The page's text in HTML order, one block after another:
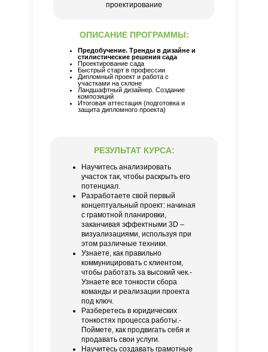
Предобучение. Тренды в дизайне и
стилистические решения сада
Проектирование сада
Быстрый старт в профессии
Дипломный проект и работа с
участками на склоне
Ландшафтный дизайнер. Создание
композиций
Итоговая аттестация (подготовка и
защита дипломного проекта)
проектирование
ОПИСАНИЕ ПРОГРАММЫ:
Научитесь анализировать
участок так, чтобы раскрыть его
потенциал.
Разработаете свой первый
концептуальный проект: начиная
с грамотной планировки,
заканчивая эффектными 3D –
визуализациями, используя при
этом различные техники.
Узнаете, как правильно
коммуницировать с клиентом,
чтобы работать за высокий чек.-
Узнаете все тонкости сбора
команды и реализации проекта
под ключ.
Разберетесь в юридических
тонкостях процесса работы.-
Поймете, как продвигать себя и
продавать свои услуги.
Научитесь создавать грамотные
РЕЗУЛЬТАТ КУРСА: